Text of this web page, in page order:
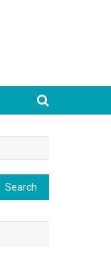
Search